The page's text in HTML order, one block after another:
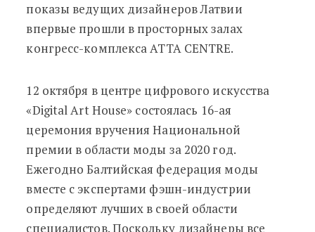
показы ведущих дизайнеров Латвии
впервые прошли в просторных залах
конгресс-комплекса ATTA CENTRE.
12 октября в центре цифрового искусства
«Digital Art House» состоялась 16-ая
церемония вручения Национальной
премии в области моды за 2020 год.
Ежегодно Балтийская федерация моды
вместе с экспертами фэшн-индустрии
определяют лучших в своей области
специалистов. Поскольку дизайнеры все